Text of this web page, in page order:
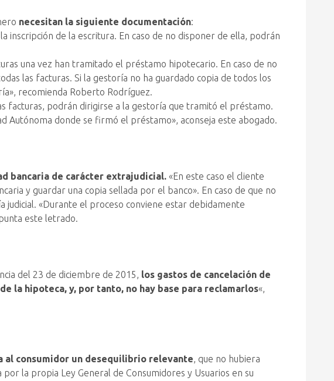
necesitan la siguiente documentación:
de la escritura. En caso de no disponer de ella, podrán
una vez han tramitado el préstamo hipotecario. En caso de no
las facturas. Si la gestoría no ha guardado copia de todos los
recomienda Roberto Rodríguez.
facturas, podrán dirigirse a la gestoría que tramitó el préstamo.
Autónoma donde se firmó el préstamo», aconseja este abogado.
bancaria de carácter extrajudicial. «En este caso el cliente
y guardar una copia sellada por el banco». En caso de que no
judicial. «Durante el proceso conviene estar debidamente
este letrado.
del 23 de diciembre de 2015, los gastos de cancelación de
la hipoteca, y, por tanto, no hay base para reclamarlos«,
al consumidor un desequilibrio relevante, que no hubiera
la propia Ley General de Consumidores y Usuarios en su